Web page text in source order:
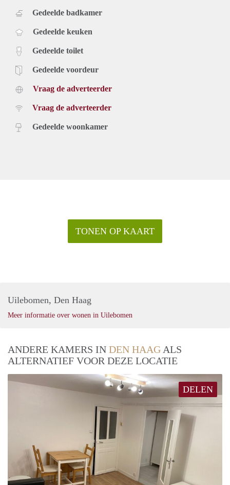
Gedeelde badkamer
Gedeelde keuken
Gedeelde toilet
Gedeelde voordeur
Vraag de adverteerder
Vraag de adverteerder
Gedeelde woonkamer
TONEN OP KAART
Uilebomen, Den Haag
Meer informatie over wonen in Uilebomen
ANDERE KAMERS IN DEN HAAG ALS
ALTERNATIEF VOOR DEZE LOCATIE
DELEN